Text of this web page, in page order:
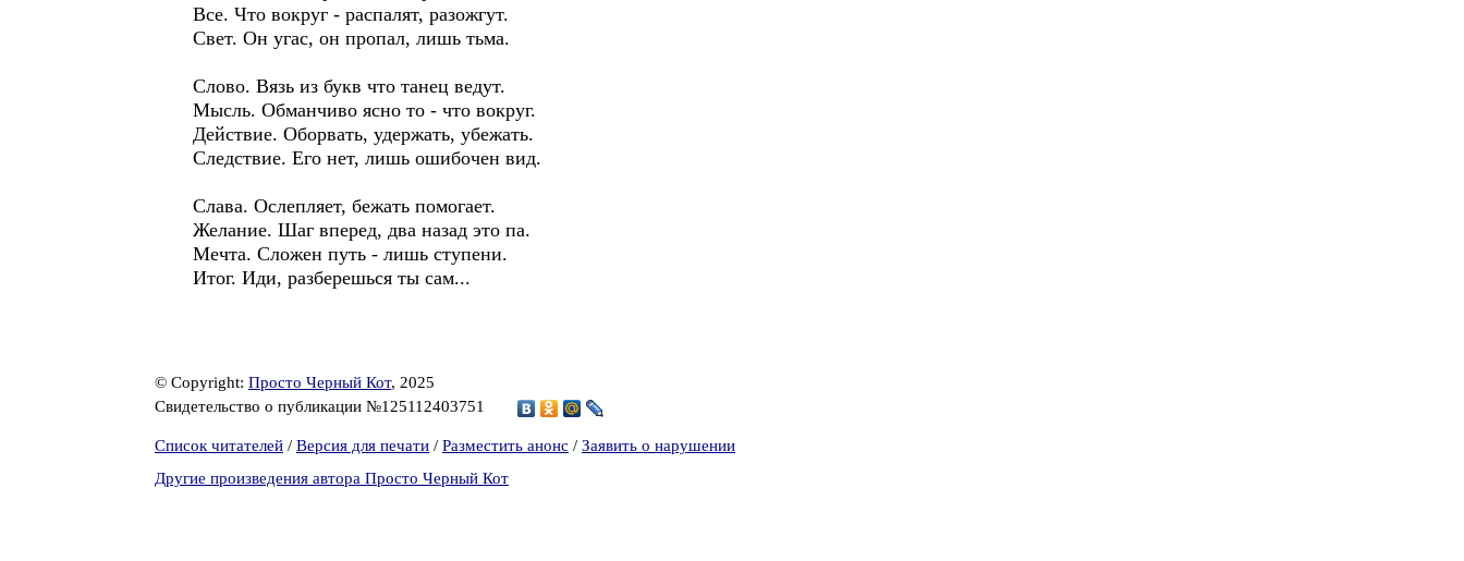
Все. Что вокруг - распалят, разожгут.
Свет. Он угас, он пропал, лишь тьма.
Слово. Вязь из букв что танец ведут.
Мысль. Обманчиво ясно то - что вокруг.
Действие. Оборвать, удержать, убежать.
Следствие. Его нет, лишь ошибочен вид.
Слава. Ослепляет, бежать помогает.
Желание. Шаг вперед, два назад это па.
Мечта. Сложен путь - лишь ступени.
Итог. Иди, разберешься ты сам...
© Copyright: Просто Черный Кот, 2025
Свидетельство о публикации №125112403751
Список читателей / Версия для печати / Разместить анонс / Заявить о нарушении
Другие произведения автора Просто Черный Кот